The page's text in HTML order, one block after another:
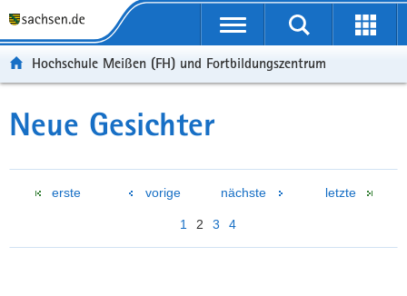
Portalübergreifende
Hochschule Meißen (FH) und Fortbildungszentrum
Neue Gesichter
erste vorige
1 2 3 4
nächste letzte